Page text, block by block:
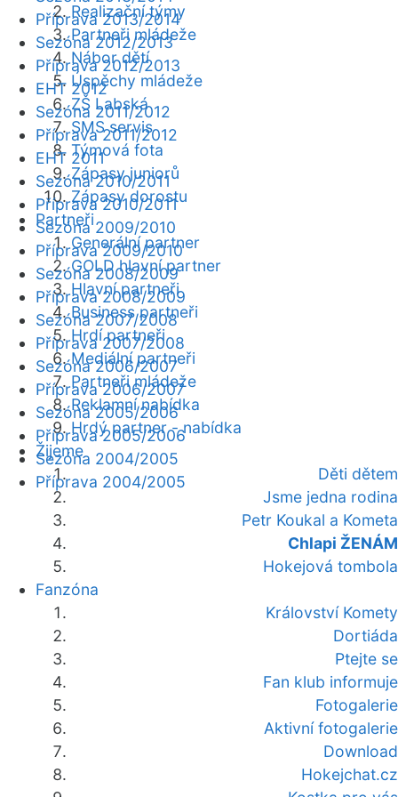
Realizační týmy
Partneři mládeže
Nábor dětí
Úspěchy mládeže
ZŠ Labská
SMS servis
Týmová fota
Zápasy juniorů
Zápasy dorostu
Partneři
Generální partner
GOLD hlavní partner
Hlavní partneři
Business partneři
Hrdí partneři
Mediální partneři
Partneři mládeže
Reklamní nabídka
Hrdý partner - nabídka
Žijeme
Děti dětem
Jsme jedna rodina
Petr Koukal a Kometa
Chlapi ŽENÁM
Hokejová tombola
Fanzóna
Království Komety
Dortiáda
Ptejte se
Fan klub informuje
Fotogalerie
Aktivní fotogalerie
Download
Hokejchat.cz
Příprava 2013/2014
Sezóna 2012/2013
Příprava 2012/2013
EHT 2012
Sezóna 2011/2012
Příprava 2011/2012
EHT 2011
Sezóna 2010/2011
Příprava 2010/2011
Sezóna 2009/2010
Příprava 2009/2010
Sezóna 2008/2009
Příprava 2008/2009
Sezóna 2007/2008
Příprava 2007/2008
Sezóna 2006/2007
Příprava 2006/2007
Sezóna 2005/2006
Příprava 2005/2006
Sezóna 2004/2005
Příprava 2004/2005